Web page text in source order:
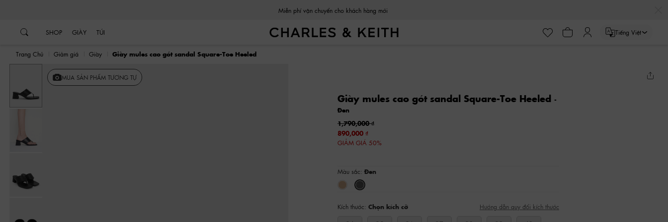
Miễn phí vận chuyển cho khách hàng mới
SHOP GIÀY TÚI Tiếng Việt
Trang Chủ Giảm giá Giày Giày mules cao gót sandal Square-Toe Heeled
MUA SẢN PHẨM TƯƠNG TỰ
Giày mules cao gót sandal Square-Toe Heeled -
Đen
1,790,000
890,000
GIẢM GIÁ 50%
Màu sắc: Đen
Kích thước: Chọn kích cỡ
Hướng dẫn quy đổi kích thước